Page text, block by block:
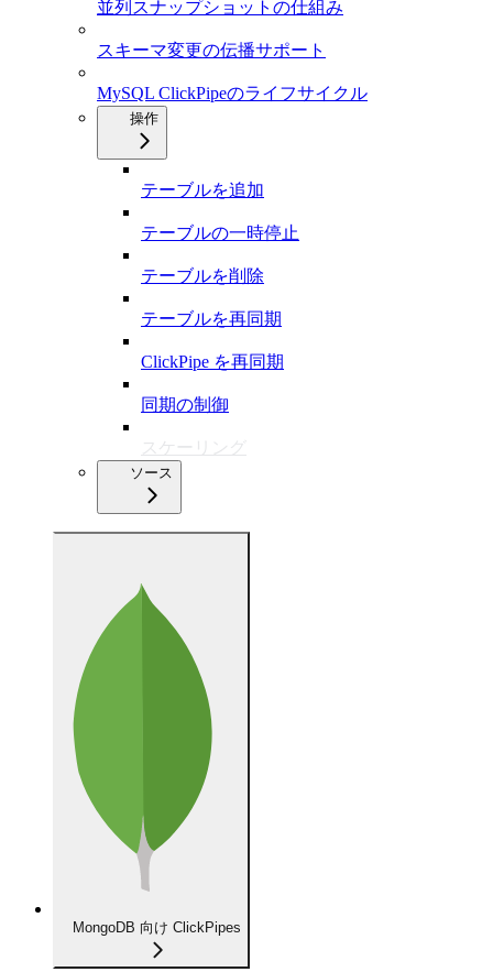
並列スナップショットの仕組み
スキーマ変更の伝播サポート
MySQL ClickPipeのライフサイクル
操作
テーブルを追加
テーブルの一時停止
テーブルを削除
テーブルを再同期
ClickPipe を再同期
同期の制御
スケーリング
ソース
MongoDB 向け ClickPipes